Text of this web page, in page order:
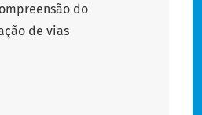
do
de vias